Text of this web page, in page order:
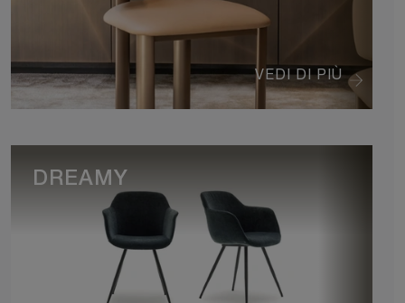
VEDI DI PIÙ
DREAMY